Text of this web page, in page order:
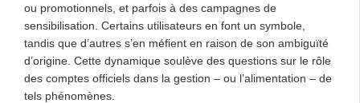
ou promotionnels, et parfois à des campagnes de
sensibilisation. Certains utilisateurs en font un symbole,
tandis que d’autres s’en méfient en raison de son ambiguïté
d’origine. Cette dynamique soulève des questions sur le rôle
des comptes officiels dans la gestion – ou l’alimentation – de
tels phénomènes.